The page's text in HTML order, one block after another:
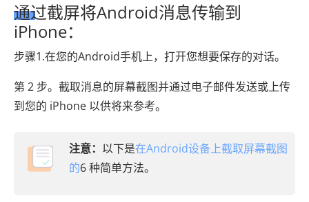
通过截屏将Android消息传输到
iPhone：
步骤1.在您的Android手机上，打开您想要保存的对话。
第 2 步。截取消息的屏幕截图并通过电子邮件发送或上传
到您的 iPhone 以供将来参考。
注意： 以下是在Android设备上截取屏幕截图
的6 种简单方法。